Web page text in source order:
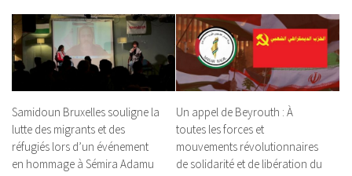
Samidoun Bruxelles souligne la
lutte des migrants et des
réfugiés lors d’un événement
en hommage à Sémira Adamu
Un appel de Beyrouth : À
toutes les forces et
mouvements révolutionnaires
de solidarité et de libération du